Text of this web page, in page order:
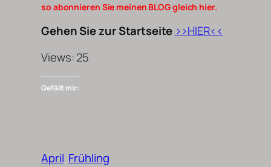
so abonnieren Sie meinen BLOG gleich hier.
Gehen Sie zur Startseite >>HIER<<
Views: 25
Gefällt mir:
April Frühling